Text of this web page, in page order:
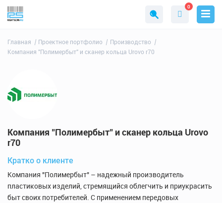
0
Главная Проектное портфолио
Производство
Компания "Полимербыт" и сканер кольца Urovo r70
Компания "Полимербыт" и сканер кольца Urovo
r70
Кратко о клиенте
Компания "Полимербыт" – надежный производитель
пластиковых изделий, стремящийся облегчить и приукрасить
быт своих потребителей. С применением передовых